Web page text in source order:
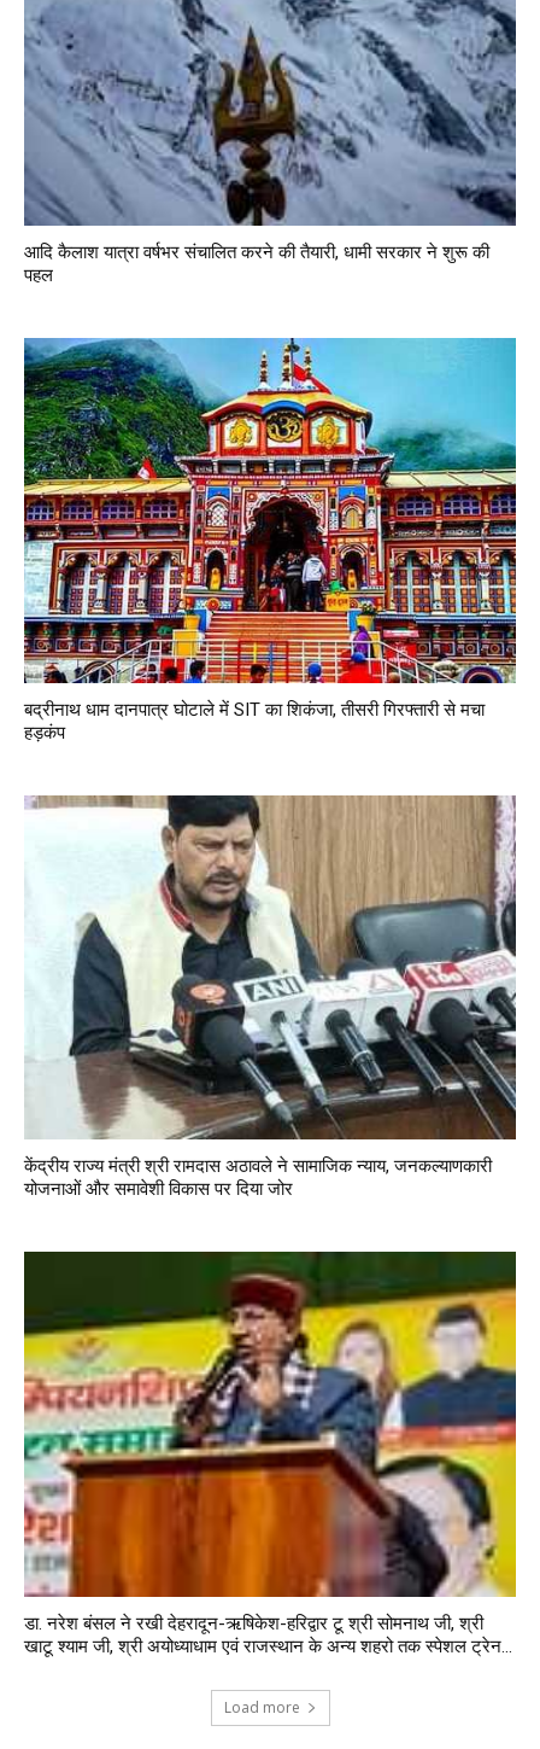
आदि कैलाश यात्रा वर्षभर संचालित करने की तैयारी, धामी सरकार ने शुरू की
पहल
बद्रीनाथ धाम दानपात्र घोटाले में SIT का शिकंजा, तीसरी गिरफ्तारी से मचा
हड़कंप
केंद्रीय राज्य मंत्री श्री रामदास अठावले ने सामाजिक न्याय, जनकल्याणकारी
योजनाओं और समावेशी विकास पर दिया जोर
डा. नरेश बंसल ने रखी देहरादून-ऋषिकेश-हरिद्वार टू श्री सोमनाथ जी, श्री
खाटू श्याम जी, श्री अयोध्याधाम एवं राजस्थान के अन्य शहरो तक स्पेशल ट्रेन...
Load more